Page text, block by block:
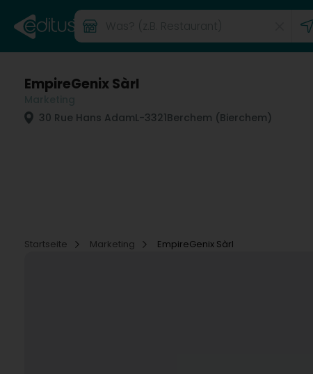
EmpireGenix Sàrl
30 Rue Hans AdamL-3321Berchem (Bierchem)
Startseite
Marketing EmpireGenix Sàrl